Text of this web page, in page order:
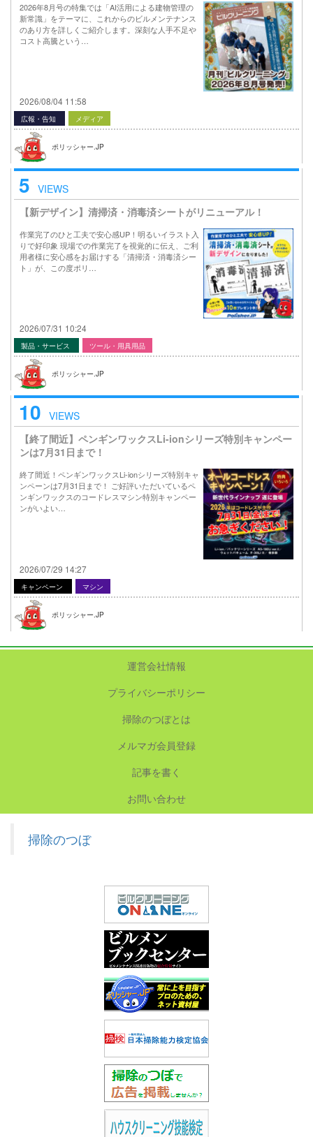
2026年8月号の特集では「AI活用による建物管理の
新常識」をテーマに、これからのビルメンテナンス
のあり方を詳しくご紹介します。深刻な人手不足や
コスト高騰という…
2026/08/04 11:58
広報・告知 メディア
ポリッシャー.JP
5 VIEWS
【新デザイン】清掃済・消毒済シートがリニューアル！
作業完了のひと工夫で安心感UP！明るいイラスト入
りで好印象 現場での作業完了を視覚的に伝え、ご利
用者様に安心感をお届けする「清掃済・消毒済シー
ト」が、この度ポリ…
2026/07/31 10:24
製品・サービス ツール・用具用品
ポリッシャー.JP
10 VIEWS
【終了間近】ペンギンワックスLi-ionシリーズ特別キャンペー
ンは7月31日まで！
終了間近！ペンギンワックスLi-ionシリーズ特別キャ
ンペーンは7月31日まで！ ご好評いただいているペ
ンギンワックスのコードレスマシン特別キャンペー
ンがいよい…
2026/07/29 14:27
キャンペーン マシン
ポリッシャー.JP
運営会社情報
プライバシーポリシー
掃除のつぼとは
メルマガ会員登録
記事を書く
お問い合わせ
掃除のつぼ